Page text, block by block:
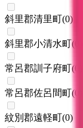
斜里郡清里町(0)
斜里郡小清水町(
常呂郡訓子府町(0
常呂郡佐呂間町(0
紋別郡遠軽町(0)